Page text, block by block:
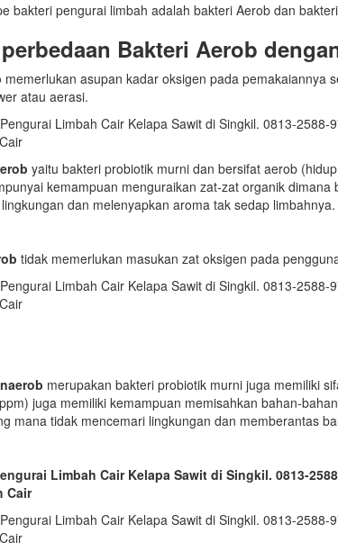
bakteri pengurai limbah adalah bakteri Aerob dan
Bakteri Aerob
memerlukan asupan kadar oksigen pada pemakaiannya
atau aerasi.
yaitu bakteri probiotik murni dan bersifat aerob
kemampuan menguraikan zat-zat organik
dan melenyapkan aroma tak sedap limbahnya.
tidak memerlukan masukan zat oksigen pada
merupakan bakteri probiotik murni juga memiliki
juga memiliki kemampuan memisahkan bahan-
mana tidak mencemari lingkungan dan memberantas
Limbah Cair Kelapa Sawit di Singkil. 0813-
Cair